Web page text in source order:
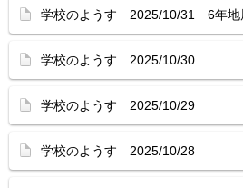
学校のようす 2025/10/31 6年地
学校のようす 2025/10/30
学校のようす 2025/10/29
学校のようす 2025/10/28